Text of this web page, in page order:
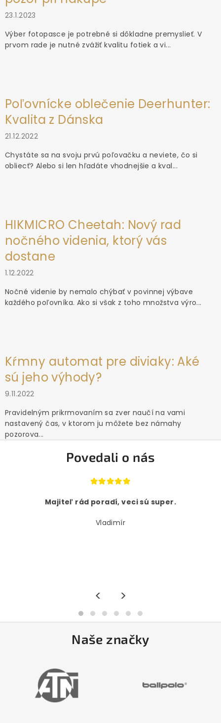
23.1.2023
Výber fotopasce je potrebné si dôkladne premyslieť. V
prvom rade je nutné zvážiť kvalitu fotiek a vi...
Poľovnícke oblečenie Deerhunter:
Kvalita z Dánska
21.12.2022
Chystáte sa na svoju prvú poľovačku a neviete, čo si
obliecť? Alebo si len hľadáte vhodnejšie a kval...
HIKMICRO Cheetah: Nový rad
nočného videnia, ktorý vás
dostane
1.12.2022
Nočné videnie by nemalo chýbať v povinnej výbave
každého poľovníka. Ako si však z toho množstva výro...
Kŕmny automat pre diviaky: Aké
sú jeho výhody?
9.11.2022
Pravidelným prikrmovaním sa zver naučí na vami
nastavený čas, v ktorom ju môžete bez námahy
pozorova...
Povedali o nás
Majiteľ rád poradí, veci sú super.
Vladimír
< >
Naše značky